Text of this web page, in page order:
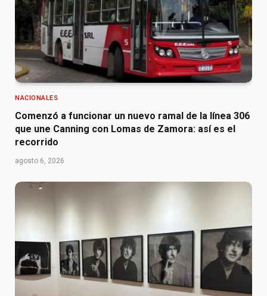
NACIONALES
Comenzó a funcionar un nuevo ramal de la línea 306
que une Canning con Lomas de Zamora: así es el
recorrido
agosto 6, 2026